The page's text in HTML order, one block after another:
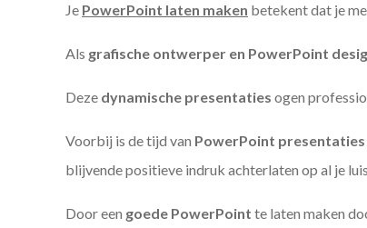
Je PowerPoint laten maken betekent dat je
Als grafische ontwerper en PowerPoint
Deze dynamische presentaties ogen
Voorbij is de tijd van PowerPoint presentaties
blijvende positieve indruk achterlaten op al je
Door een goede PowerPoint te laten maken